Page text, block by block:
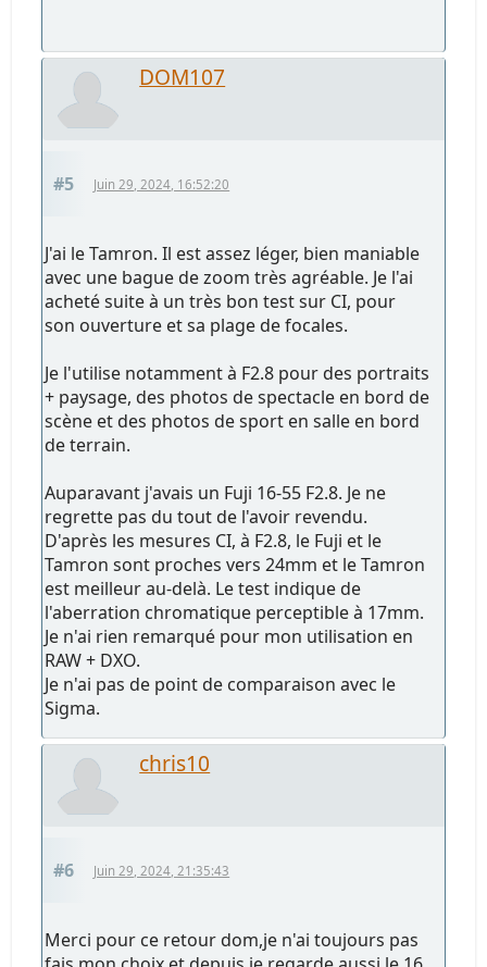
DOM107
#5 Juin 29, 2024, 16:52:20
J'ai le Tamron. Il est assez léger, bien maniable
avec une bague de zoom très agréable. Je l'ai
acheté suite à un très bon test sur CI, pour
son ouverture et sa plage de focales.
Je l'utilise notamment à F2.8 pour des portraits
+ paysage, des photos de spectacle en bord de
scène et des photos de sport en salle en bord
de terrain.
Auparavant j'avais un Fuji 16-55 F2.8. Je ne
regrette pas du tout de l'avoir revendu.
D'après les mesures CI, à F2.8, le Fuji et le
Tamron sont proches vers 24mm et le Tamron
est meilleur au-delà. Le test indique de
l'aberration chromatique perceptible à 17mm.
Je n'ai rien remarqué pour mon utilisation en
RAW + DXO.
Je n'ai pas de point de comparaison avec le
Sigma.
chris10
#6 Juin 29, 2024, 21:35:43
Merci pour ce retour dom,je n'ai toujours pas